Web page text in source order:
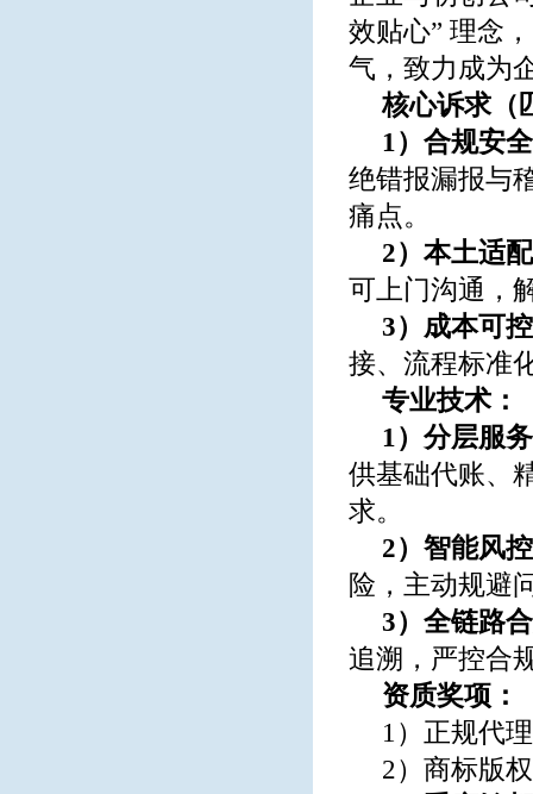
效贴心” 理念
气，致力成为
核心诉求（
1）合规安
绝错报漏报与
痛点。
2）本土适
可上门沟通，
3）成本可
接、流程标准
专业技术：
1）分层服
供基础代账、
求。
2）智能风
险，主动规避
3）全链路
追溯，严控合
资质奖项：
1）正规代
2）商标版